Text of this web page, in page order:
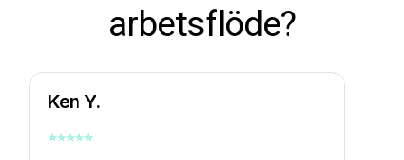
arbetsflöde?
Ken Y.
⭐⭐⭐⭐⭐